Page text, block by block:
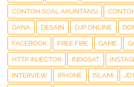
CONTOH SOAL AKUNTANSI
DANA DESAIN DJP ONLINE
FACEBOOK FREE FIRE GAME
HTTP INJECTOR INDOSAT
INTERVIEW IPHONE ISLAMI JD